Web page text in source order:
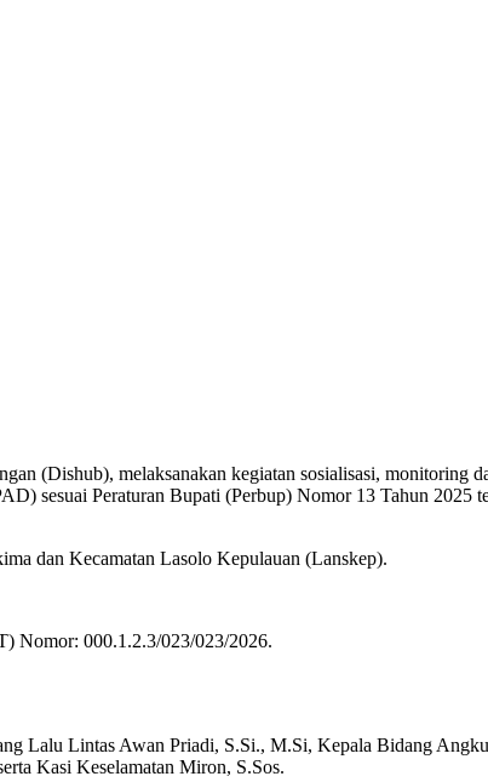
(Dishub), melaksanakan kegiatan sosialisasi, monitoring
sesuai Peraturan Bupati (Perbup) Nomor 13 Tahun 2025
dan Kecamatan Lasolo Kepulauan (Lanskep).
Nomor: 000.1.2.3/023/023/2026.
Lalu Lintas Awan Priadi, S.Si., M.Si, Kepala Bidang
Kasi Keselamatan Miron, S.Sos.